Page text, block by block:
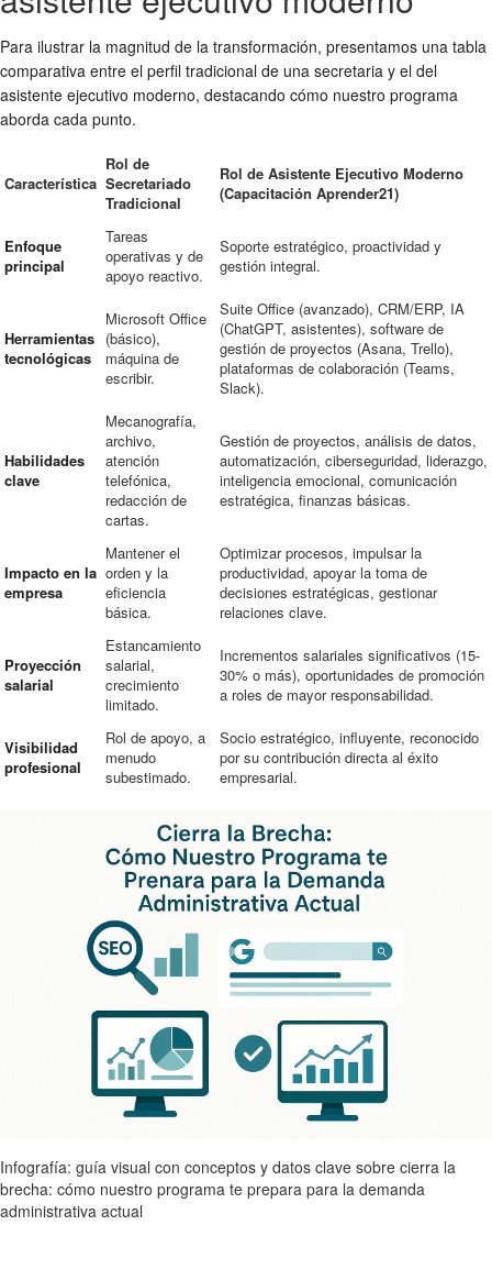
Para ilustrar la magnitud de la transformación, presentamos una tabla
comparativa entre el perfil tradicional de una secretaria y el del
asistente ejecutivo moderno, destacando cómo nuestro programa
aborda cada punto.
Característica
Rol de
Secretariado
Tradicional
Rol de Asistente Ejecutivo Moderno
(Capacitación Aprender21)
Enfoque
principal
Tareas
operativas y de
apoyo reactivo.
Soporte estratégico, proactividad y
gestión integral.
Herramientas
tecnológicas
Microsoft Office
(básico),
máquina de
escribir.
Suite Office (avanzado), CRM/ERP, IA
(ChatGPT, asistentes), software de
gestión de proyectos (Asana, Trello),
plataformas de colaboración (Teams,
Slack).
Habilidades
clave
Mecanografía,
archivo,
atención
telefónica,
redacción de
cartas.
Gestión de proyectos, análisis de datos,
automatización, ciberseguridad, liderazgo,
inteligencia emocional, comunicación
estratégica, finanzas básicas.
Impacto en la
empresa
Mantener el
orden y la
eficiencia
básica.
Optimizar procesos, impulsar la
productividad, apoyar la toma de
decisiones estratégicas, gestionar
relaciones clave.
Proyección
salarial
Estancamiento
salarial,
crecimiento
limitado.
Incrementos salariales significativos (15-
30% o más), oportunidades de promoción
a roles de mayor responsabilidad.
Visibilidad
profesional
Rol de apoyo, a
menudo
subestimado.
Socio estratégico, influyente, reconocido
por su contribución directa al éxito
empresarial.
Infografía: guía visual con conceptos y datos clave sobre cierra la
brecha: cómo nuestro programa te prepara para la demanda
administrativa actual